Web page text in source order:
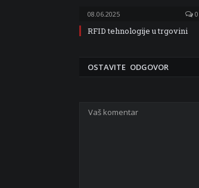
08.06.2025 0
RFID tehnologije u trgovini
OSTAVITE ODGOVOR